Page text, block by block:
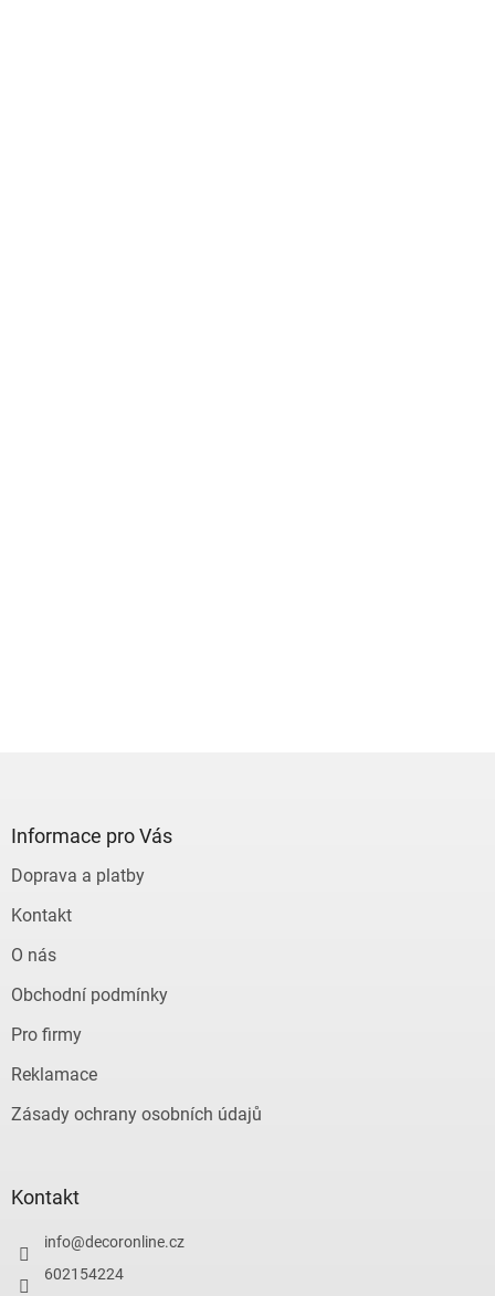
Informace pro Vás
Doprava a platby
Kontakt
O nás
Obchodní podmínky
Pro firmy
Reklamace
Zásady ochrany osobních údajů
Kontakt
info@decoronline.cz
602154224